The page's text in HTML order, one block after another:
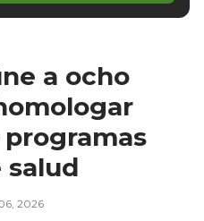
a ocho
salud
2026